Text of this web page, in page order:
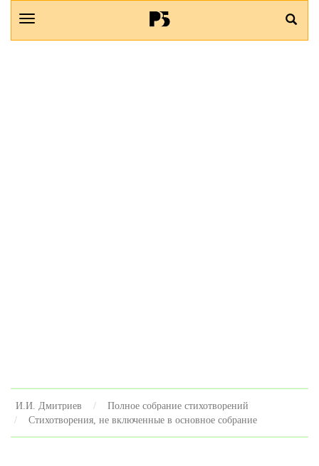
И.И. Дмитриев
Полное собрание стихотворений
Стихотворения, не включенные в основное собрание